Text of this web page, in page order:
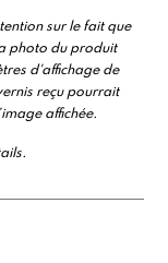
sur le fait que
photo du produit
d'affichage de
reçu pourrait
affichée.